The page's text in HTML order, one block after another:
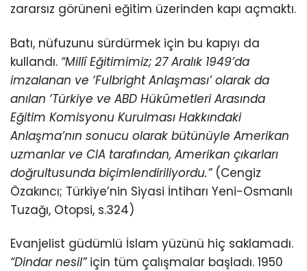
zararsız görüneni eğitim üzerinden kapı açmaktı.
Batı, nüfuzunu sürdürmek için bu kapıyı da
kullandı. “Millî Eğitimimiz; 27 Aralık 1949’da
imzalanan ve ‘Fulbright Anlaşması’ olarak da
anılan ‘Türkiye ve ABD Hükûmetleri Arasında
Eğitim Komisyonu Kurulması Hakkındaki
Anlaşma’nın sonucu olarak bütünüyle Amerikan
uzmanlar ve CIA tarafından, Amerikan çıkarları
doğrultusunda biçimlendiriliyordu.”(Cengiz
Özakıncı; Türkiye’nin Siyasi İntiharı Yeni-Osmanlı
Tuzağı, Otopsi, s.324)
Evanjelist güdümlü İslam yüzünü hiç saklamadı.
“Dindar nesil”için tüm çalışmalar başladı. 1950